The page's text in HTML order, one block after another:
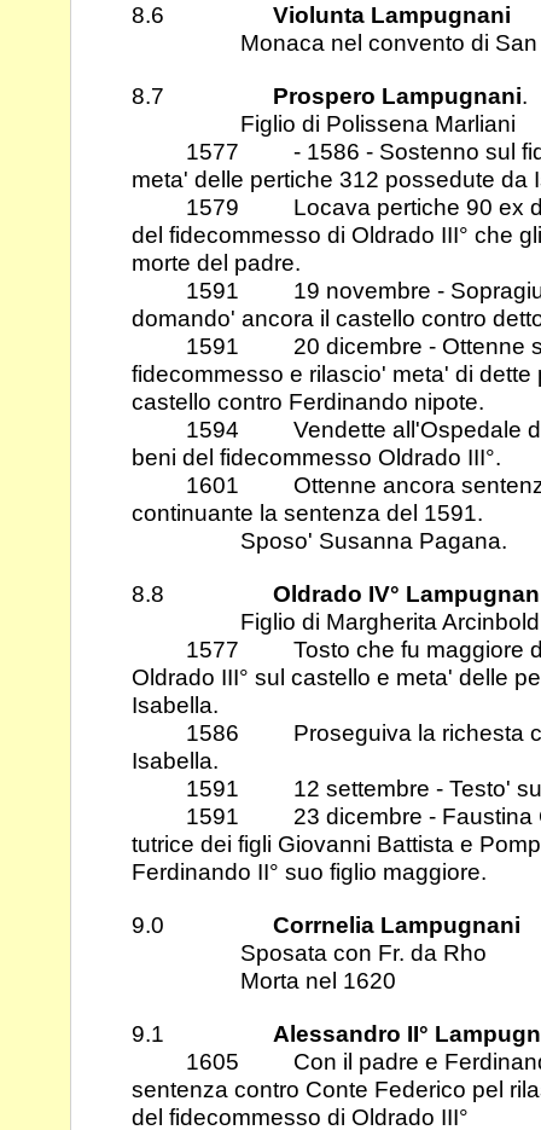
8.6 Violunta Lampugnani
Monaca nel convento di San
8.7 Prospero Lampugnani.
Figlio di Polissena Marliani
1577 - 1586 - Sostenno sul
meta' delle pertiche 312 possedute da
1579 Locava pertiche 90 ex
del fidecommesso di Oldrado III° che
morte del padre.
1591 19 novembre -
domando' ancora il castello contro
1591 20 dicembre - Ottenne
fidecommesso e rilascio' meta' di
castello contro Ferdinando nipote.
1594 Vendette all'Ospedale
beni del fidecommesso Oldrado III°.
1601 Ottenne ancora sentenza
continuante la sentenza del 1591.
Sposo' Susanna Pagana.
8.8 Oldrado IV°
Figlio di Margherita
1577 Tosto che fu maggiore
Oldrado III° sul castello e meta' delle
Isabella.
1586 Proseguiva la richesta
Isabella.
1591 12 settembre - Testo' sul
1591 23 dicembre - Faustina
tutrice dei figli Giovanni Battista e
Ferdinando II° suo figlio maggiore.
9.0 Corrnelia Lampugnani
Sposata con Fr. da Rho
Morta nel 1620
9.1 Alessandro II°
1605 Con il padre e Ferdinando
sentenza contro Conte Federico pel
del fidecommesso di Oldrado III°